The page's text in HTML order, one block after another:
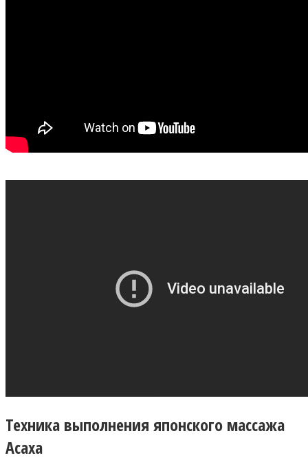
Техника выполнения японского массажа
Асаха